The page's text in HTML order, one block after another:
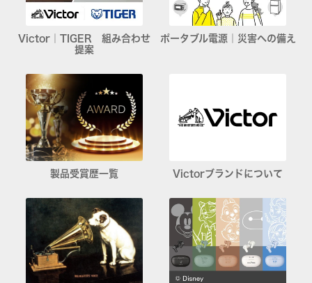
Victor｜TIGER 組み合わせ
提案
ポータブル電源｜災害への備え
製品受賞歴一覧 Victorブランドについて